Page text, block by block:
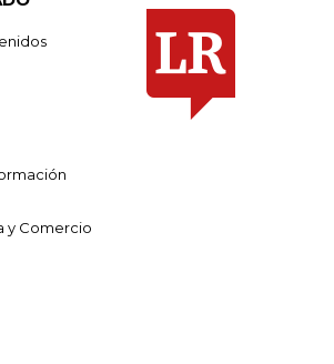
y Comercio